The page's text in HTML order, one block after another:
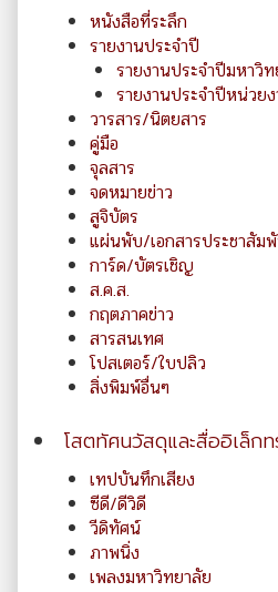
หนังสือที่ระลึก
รายงานประจำปี
รายงานประจำปีมหาวิ
รายงานประจำปีหน่วย
วารสาร/นิตยสาร
คู่มือ
จุลสาร
จดหมายข่าว
สูจิบัตร
แผ่นพับ/เอกสารประชาสัม
การ์ด/บัตรเชิญ
ส.ค.ส.
กฤตภาคข่าว
สารสนเทศ
โปสเตอร์/ใบปลิว
สิ่งพิมพ์อื่นๆ
โสตทัศนวัสดุและสื่ออิเล็ก
เทปบันทึกเสียง
ซีดี/ดีวิดี
วีดิทัศน์
ภาพนิ่ง
เพลงมหาวิทยาลัย